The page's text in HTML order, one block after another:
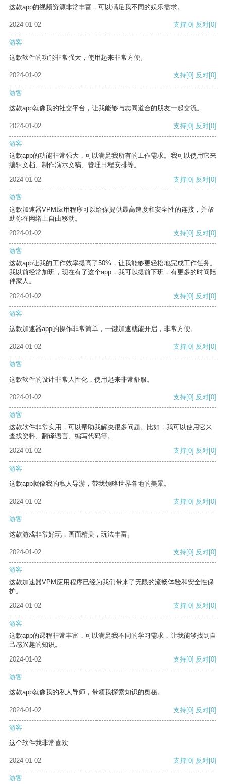
这款app的视频资源非常丰富，可以满足我不同的娱乐需求。
2024-01-02 支持[0] 反对[0]
游客
这款软件的功能非常强大，使用起来非常方便。
2024-01-02 支持[0] 反对[0]
游客
这款app就像我的社交平台，让我能够与志同道合的朋友一起交流。
2024-01-02 支持[0] 反对[0]
游客
这款app的功能非常强大，可以满足我所有的工作需求。我可以使用它来
编辑文档、制作演示文稿、管理日程安排等。
2024-01-02
支持[0] 反对[0]
游客
这款加速器VPM应用程序可以给你提供最高速度和安全性的连接，并帮
助你在网络上自由移动。
2024-01-02
支持[0] 反对[0]
游客
这款app让我的工作效率提高了50%，让我能够更轻松地完成工作任务。
我以前经常加班，现在有了这个app，我可以提前下班，有更多的时间陪
伴家人。
2024-01-02
支持[0] 反对[0]
游客
这款加速器app的操作非常简单，一键加速就能开启，非常方便。
2024-01-02 支持[0] 反对[0]
游客
这款软件的设计非常人性化，使用起来非常舒服。
2024-01-02 支持[0] 反对[0]
游客
这款软件非常实用，可以帮助我解决很多问题。比如，我可以使用它来
查找资料、翻译语言、编写代码等。
2024-01-02
支持[0] 反对[0]
游客
这款app就像我的私人导游，带我领略世界各地的美景。
2024-01-02 支持[0] 反对[0]
游客
这款游戏非常好玩，画面精美，玩法丰富。
2024-01-02 支持[0] 反对[0]
游客
这款加速器VPM应用程序已经为我们带来了无限的流畅体验和安全性保
护。
2024-01-02
支持[0] 反对[0]
游客
这款app的课程非常丰富，可以满足我不同的学习需求，让我能够找到自
己感兴趣的知识。
2024-01-02
支持[0] 反对[0]
游客
这款app就像我的私人导师，带领我探索知识的奥秘。
2024-01-02 支持[0] 反对[0]
游客
这个软件我非常喜欢
2024-01-02 支持[0] 反对[0]
游客